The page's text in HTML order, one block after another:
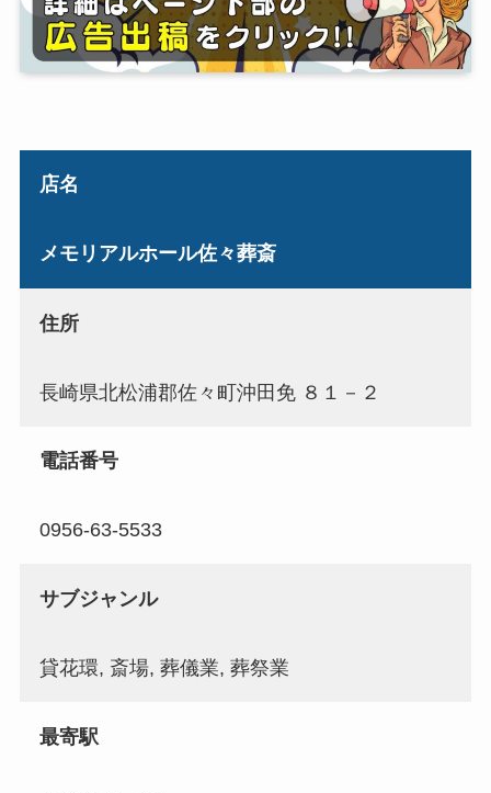
店名
メモリアルホール佐々葬斎
住所
長崎県北松浦郡佐々町沖田免 ８１－２
電話番号
0956-63-5533
サブジャンル
貸花環, 斎場, 葬儀業, 葬祭業
最寄駅